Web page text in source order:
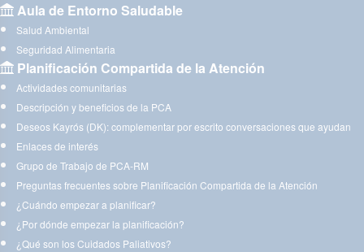
Aula de Entorno Saludable
Salud Ambiental
Seguridad Alimentaria
Planificación Compartida de la Atención
Actividades comunitarias
Descripción y beneficios de la PCA
Deseos Kayrós (DK): complementar por escrito conversaciones que ayudan
Enlaces de interés
Grupo de Trabajo de PCA-RM
Preguntas frecuentes sobre Planificación Compartida de la Atención
¿Cuándo empezar a planificar?
¿Por dónde empezar la planificación?
¿Qué son los Cuidados Paliativos?